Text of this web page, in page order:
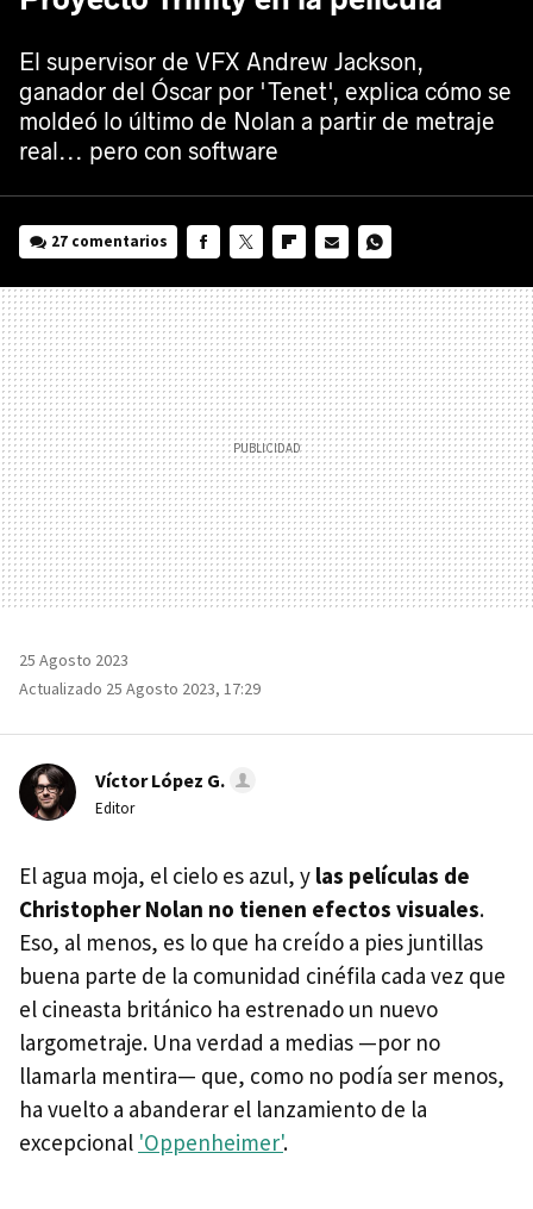
El supervisor de VFX Andrew Jackson,
ganador del Óscar por 'Tenet', explica cómo se
moldeó lo último de Nolan a partir de metraje
real... pero con software
27 comentarios
MAIL
25 Agosto 2023
Actualizado 25 Agosto 2023, 17:29
Víctor López G.
Editor
El agua moja, el cielo es azul, y las películas de
Christopher Nolan no tienen efectos visuales.
Eso, al menos, es lo que ha creído a pies juntillas
buena parte de la comunidad cinéfila cada vez que
el cineasta británico ha estrenado un nuevo
largometraje. Una verdad a medias —por no
llamarla mentira— que, como no podía ser menos,
ha vuelto a abanderar el lanzamiento de la
excepcional 'Oppenheimer'.